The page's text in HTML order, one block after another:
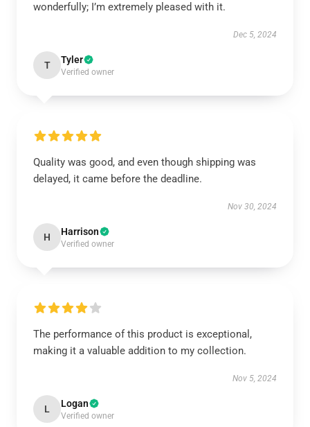
wonderfully; I’m extremely pleased with it.
Dec 5, 2024
T Tyler
Verified owner
Quality was good, and even though shipping was
delayed, it came before the deadline.
Nov 30, 2024
H Harrison
Verified owner
The performance of this product is exceptional,
making it a valuable addition to my collection.
Nov 5, 2024
L Logan
Verified owner